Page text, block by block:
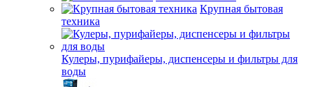
Крупная бытовая
техника
Кулеры, пурифайеры, диспенсеры и фильтры для
воды